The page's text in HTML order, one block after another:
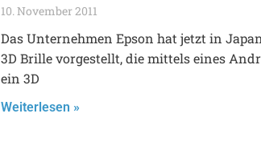
10. November 2011
Das Unternehmen Epson hat jetzt in
3D Brille vorgestellt, die mittels eines
ein 3D
Weiterlesen »